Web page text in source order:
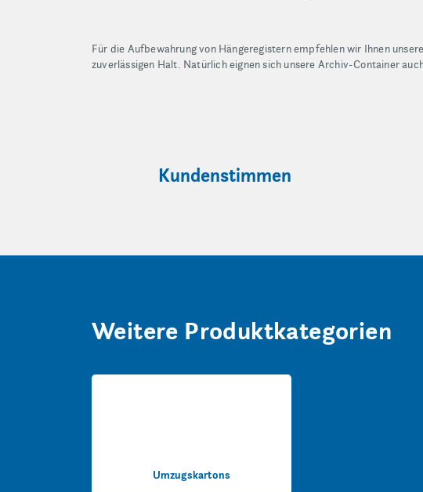
Für die Aufbewahrung von Hängeregistern empfehlen wir Ihnen
zuverlässigen Halt. Natürlich eignen sich unsere Archiv-Container
Kundenstimmen
Weitere Produktkategorien
Umzugskartons